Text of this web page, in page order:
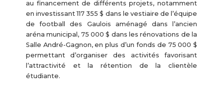
au financement de différents projets, notamment
en investissant 117 355 $ dans le vestiaire de l’équipe
de football des Gaulois aménagé dans l’ancien
aréna municipal, 75 000 $ dans les rénovations de la
Salle André-Gagnon, en plus d’un fonds de 75 000 $
permettant d’organiser des activités favorisant
l’attractivité et la rétention de la clientèle
étudiante.